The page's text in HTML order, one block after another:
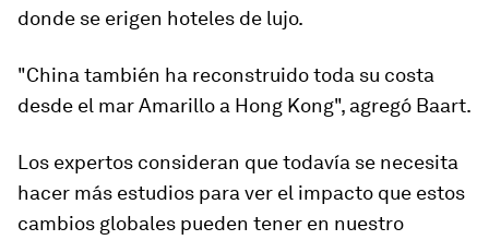
donde se erigen hoteles de lujo.
"China también ha reconstruido toda su costa
desde el mar Amarillo a Hong Kong", agregó Baart.
Los expertos consideran que todavía se necesita
hacer más estudios para ver el impacto que estos
cambios globales pueden tener en nuestro